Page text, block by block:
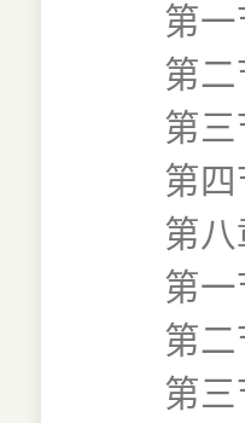
第
第
第
第
第
第
第
第